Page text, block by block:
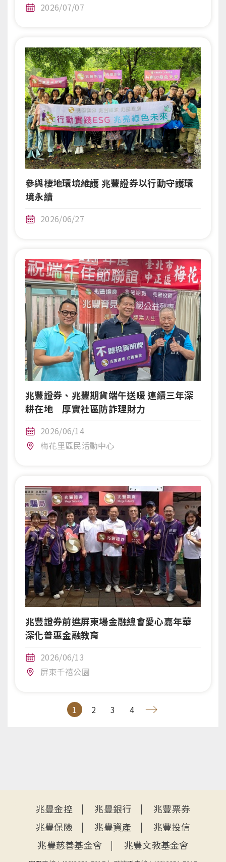
2026/07/07
參與棲地環境維護 兆豐證券以行動守護環
境永續
2026/06/27
兆豐證券、兆豐期貨端午送暖 連續三年深
耕在地 厚實社區防詐理財力
2026/06/14
梅花里區民活動中心
兆豐證券前進屏東場金融總會愛心嘉年華
深化普惠金融教育
2026/06/13
屏東千禧公園
1 2 3 4
兆豐金控 兆豐銀行
兆豐票券
兆豐保險
兆豐資產
兆豐投信
兆豐慈善基金會
兆豐文教基金會